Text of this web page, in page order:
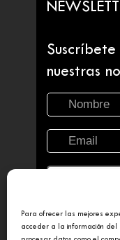
Para ofrecer las mejores
acceder a la información del
nuestras